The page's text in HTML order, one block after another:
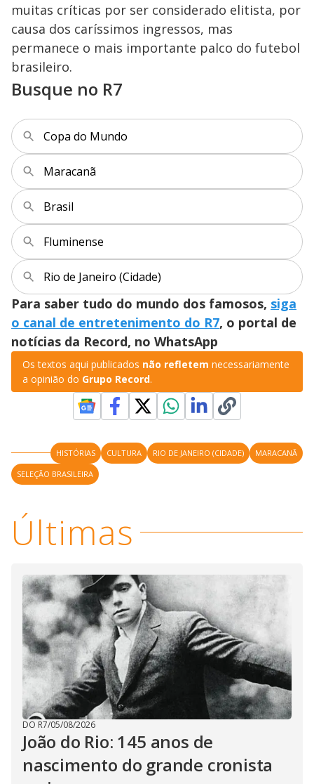
muitas críticas por ser considerado elitista, por
causa dos caríssimos ingressos, mas
permanece o mais importante palco do futebol
brasileiro.
Busque no R7
Copa do Mundo
Maracanã
Brasil
Fluminense
Rio de Janeiro (Cidade)
Para saber tudo do mundo dos famosos, siga
o canal de entretenimento do R7, o portal de
notícias da Record, no WhatsApp
Os textos aqui publicados não refletem necessariamente
a opinião do Grupo Record.
HISTÓRIAS CULTURA RIO DE JANEIRO (CIDADE)
MARACANÃ
SELEÇÃO BRASILEIRA
Últimas
DO R7/05/08/2026
João do Rio: 145 anos de
nascimento do grande cronista